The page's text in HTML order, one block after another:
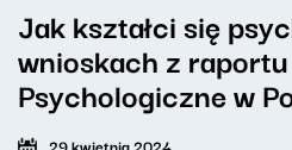
Jak kształci się
wnioskach z
Psychologiczne w